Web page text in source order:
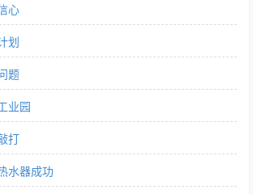
心
划
题
业园
打
水器成功